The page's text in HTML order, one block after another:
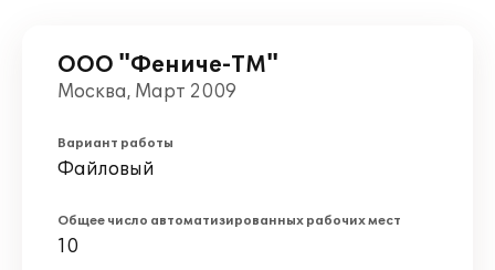
ООО "Фениче-ТМ"
Москва, Март 2009
Вариант работы
Файловый
Общее число автоматизированных рабочих мест
10